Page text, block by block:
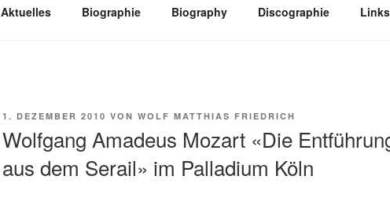
Aktuelles Biographie Biography Discographie Links
VERÖFFENTLICHT
1. DEZEMBER 2010 VON WOLF MATTHIAS FRIEDRICH
Wolfgang Amadeus Mozart «Die
aus dem Serail» im Palladium Köln